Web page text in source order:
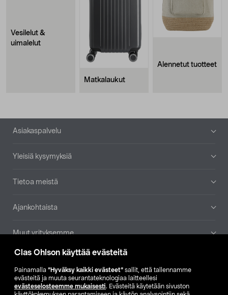
Clas Ohlson käyttää evästeitä
Painamalla ”Hyväksy kaikki evästeet” sallit, että tallennamme
evästeitä ja muuta seurantateknologiaa laitteellesi
evästeselosteemme mukaisesti. Evästeitä käytetään sivuston
Vesilelut &
uimalelut
Matkalaukut
Alennetut tuotteet
Alatunniste
Asiakaspalvelu
Yleisiä kysymyksiä
Tietoa meistä
Ajankohtaista
Muut yrityksemme
Etsi myymälä
SE NO FI